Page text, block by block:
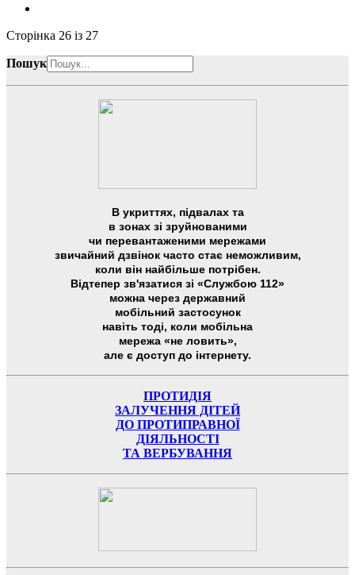
Сторінка 26 із 27
Пошук
В укриттях, підвалах та
в зонах зі зруйнованими
чи перевантаженими мережами
звичайний дзвінок часто стає неможливим,
коли він найбільше потрібен.
Відтепер зв'язатися зі «Службою 112»
можна через державний
мобільний застосунок
навіть тоді, коли мобільна
мережа «не ловить»,
але є доступ до інтернету.
ПРОТИДІЯ
ЗАЛУЧЕННЯ ДІТЕЙ
ДО ПРОТИПРАВНОЇ
ДІЯЛЬНОСТІ
ТА ВЕРБУВАННЯ